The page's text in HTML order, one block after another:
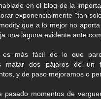
en el blog de la
exponencialmente "tan
que a lo mejor no
una laguna evidente ante
más fácil de lo que
matar dos pájaros de un
y de paso mejoramos o
pasado momentos de